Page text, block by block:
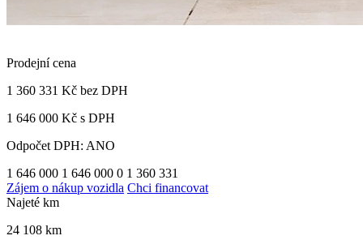
Prodejní cena
1 360 331 Kč bez DPH
1 646 000 Kč s DPH
Odpočet DPH: ANO
1 646 000 1 646 000 0 1 360 331
Zájem o nákup vozidla Chci financovat
Najeté km
24 108 km